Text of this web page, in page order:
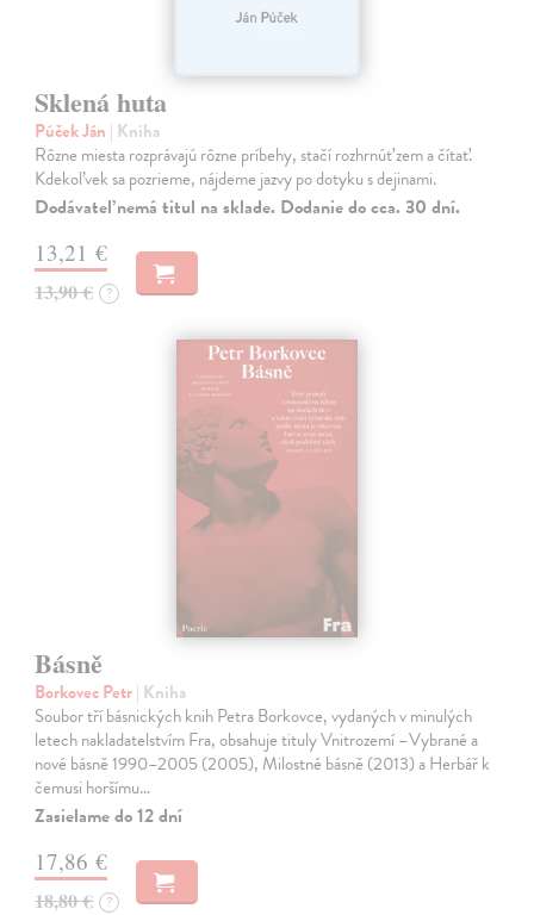
Sklená huta
Púček Ján | Kniha
Rôzne miesta rozprávajú rôzne príbehy, stačí rozhrnúť zem a čítať.
Kdekoľvek sa pozrieme, nájdeme jazvy po dotyku s dejinami.
Dodávateľ nemá titul na sklade. Dodanie do cca. 30 dní.
13,21 €
13,90 € ?
Básně
Borkovec Petr| Kniha
Soubor tří básnických knih Petra Borkovce, vydaných v minulých
letech nakladatelstvím Fra, obsahuje tituly Vnitrozemí –Vybrané a
nové básně 1990–2005 (2005), Milostné básně (2013) a Herbář k
čemusi horšímu…
Zasielame do 12 dní
17,86 €
18,80 € ?